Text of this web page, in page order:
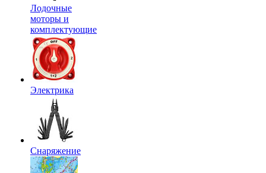
Лодочные
моторы и
комплектующие
Электрика
Снаряжение